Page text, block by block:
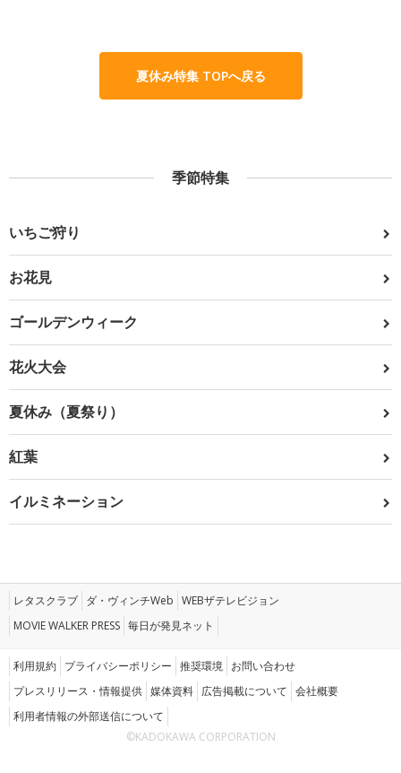
夏休み特集 TOPへ戻る
季節特集
いちご狩り
お花見
ゴールデンウィーク
花火大会
夏休み（夏祭り）
紅葉
イルミネーション
レタスクラブ ダ・ヴィンチWeb WEBザテレビジョン
MOVIE WALKER PRESS 毎日が発見ネット
利用規約 プライバシーポリシー 推奨環境 お問い合わせ
プレスリリース・情報提供 媒体資料 広告掲載について 会社概要
利用者情報の外部送信について
©KADOKAWA CORPORATION